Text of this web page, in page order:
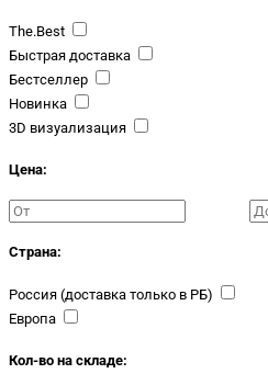
The.Best
Быстрая доставка
Бестселлер
Новинка
3D визуализация
Цена:
Страна:
Россия (доставка только в РБ)
Европа
Кол-во на складе: